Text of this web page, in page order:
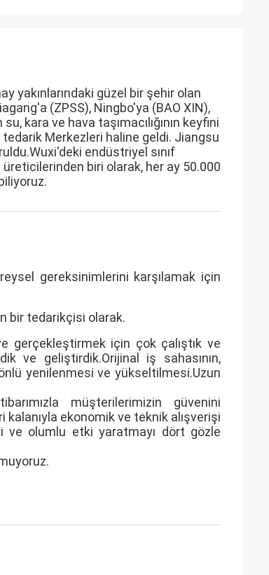
yakınlarındaki güzel bir şehir olan
(ZPSS), Ningbo'ya (BAO XIN),
kara ve hava taşımacılığının keyfini
tedarik Merkezleri haline geldi. Jiangsu
endüstriyel sınıf
biri olarak, her ay 50.000
gereksinimlerini karşılamak için
bir tedarikçisi olarak.
gerçekleştirmek için çok çalıştık ve
ve geliştirdik.Orijinal iş sahasının,
yenilenmesi ve yükseltilmesi.Uzun
müşterilerimizin güvenini
kalanıyla ekonomik ve teknik alışverişi
ve olumlu etki yaratmayı dört gözle